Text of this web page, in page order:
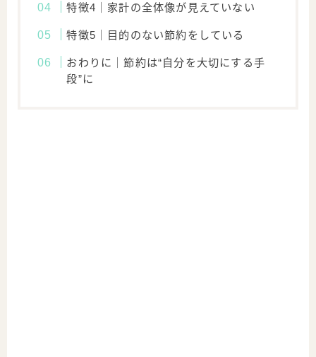
特徴4｜家計の全体像が見えていない
特徴5｜目的のない節約をしている
おわりに｜節約は“自分を大切にする手
段”に